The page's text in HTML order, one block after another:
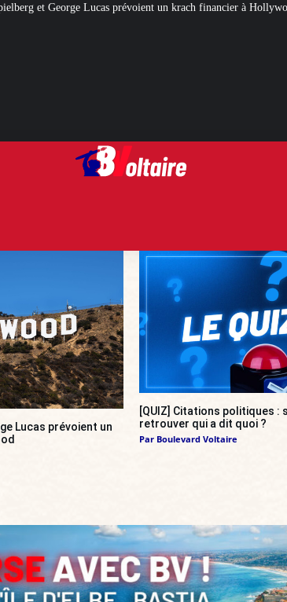
un krach financier à Hollywood [QUIZ] Citations
Lucas prévoient un
[QUIZ] Citations politiques :
retrouver qui a dit quoi ?
Par Boulevard Voltaire